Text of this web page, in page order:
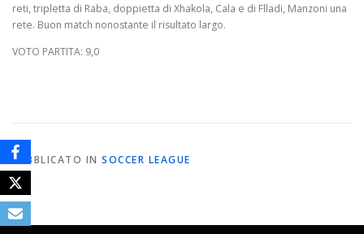
reti, tripletta di Raba, doppietta di Xhakola, Cala e di Flladi, Manzoni una
rete. Buon match nonostante il risultato largo.
VOTO PARTITA: 9,0
PUBBLICATO IN SOCCER LEAGUE